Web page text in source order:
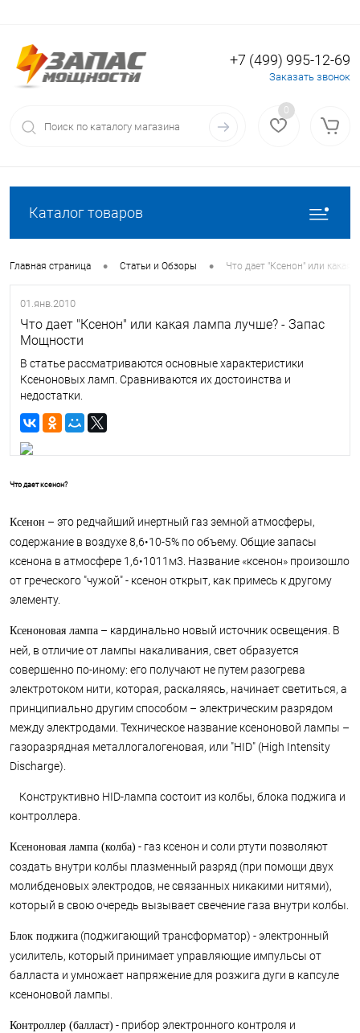
Вход Регистрация
+7 (499) 995-12-69
Заказать звонок
0
Каталог товаров
Главная страница • Статьи и Обзоры • Что дает "Ксенон" или
01.янв.2010
Что дает "Ксенон" или какая лампа лучше? - Запас
Мощности
В статье рассматриваются основные характеристики
Ксеноновых ламп. Сравниваются их достоинства и
недостатки.
Что дает ксенон?
Ксенон – это редчайший инертный газ земной атмосферы,
содержание в воздухе 8,6•10-5% по объему. Общие запасы
ксенона в атмосфере 1,6•1011м3. Название «ксенон» произошло
от греческого "чужой" - ксенон открыт, как примесь к другому
элементу.
Ксеноновая лампа – кардинально новый источник освещения. В
ней, в отличие от лампы накаливания, свет образуется
совершенно по-иному: его получают не путем разогрева
электротоком нити, которая, раскаляясь, начинает светиться, а
принципиально другим способом – электрическим разрядом
между электродами. Техническое название ксеноновой лампы –
газоразрядная металлогалогеновая, или "HID" (High Intensity
Discharge).
Конструктивно HID-лампа состоит из колбы, блока поджига и
контроллера.
Ксеноновая лампа (колба) - газ ксенон и соли ртути позволяют
создать внутри колбы плазменный разряд (при помощи двух
молибденовых электродов, не связанных никакими нитями),
который в свою очередь вызывает свечение газа внутри колбы.
Блок поджига (поджигающий трансформатор) - электронный
усилитель, который принимает управляющие импульсы от
балласта и умножает напряжение для розжига дуги в капсуле
ксеноновой лампы.
Контроллер (балласт) - прибор электронного контроля и